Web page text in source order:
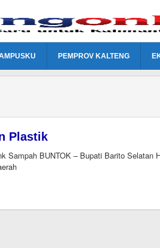
PEMPROV KALTENG
Plastik
Sampah BUNTOK – Bupati Barito Selatan